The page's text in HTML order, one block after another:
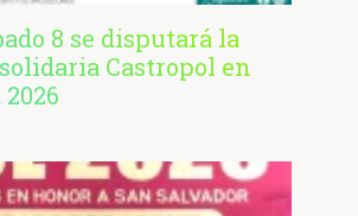
8 se disputará la
Castropol en